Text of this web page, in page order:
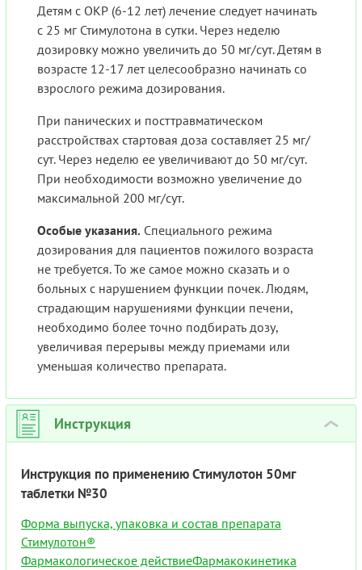
Детям с ОКР (6-12 лет) лечение следует начинать
с 25 мг Стимулотона в сутки. Через неделю
дозировку можно увеличить до 50 мг/сут. Детям в
возрасте 12-17 лет целесообразно начинать со
взрослого режима дозирования.
При панических и посттравматическом
расстройствах стартовая доза составляет 25 мг/
сут. Через неделю ее увеличивают до 50 мг/сут.
При необходимости возможно увеличение до
максимальной 200 мг/сут.
Особые указания. Специального режима
дозирования для пациентов пожилого возраста
не требуется. То же самое можно сказать и о
больных с нарушением функции почек. Людям,
страдающим нарушениями функции печени,
необходимо более точно подбирать дозу,
увеличивая перерывы между приемами или
уменьшая количество препарата.
Инструкция ›
Инструкция по применению Стимулотон 50мг
таблетки №30
Форма выпуска, упаковка и состав препарата
Стимулотон®
Фармакологическое действиеФармакокинетика